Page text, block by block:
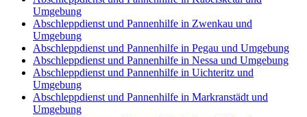
Umgebung
Abschleppdienst und Pannenhilfe in Zwenkau und
Umgebung
Abschleppdienst und Pannenhilfe in Pegau und Umgebung
Abschleppdienst und Pannenhilfe in Nessa und Umgebung
Abschleppdienst und Pannenhilfe in Uichteritz und
Umgebung
Abschleppdienst und Pannenhilfe in Markranstädt und
Umgebung